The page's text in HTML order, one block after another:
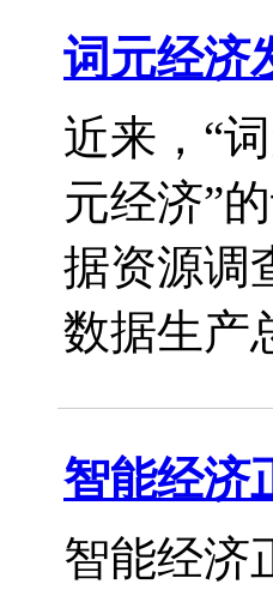
词元经济
近来，“
元经济”
据资源调
数据生产
智能经济
智能经济